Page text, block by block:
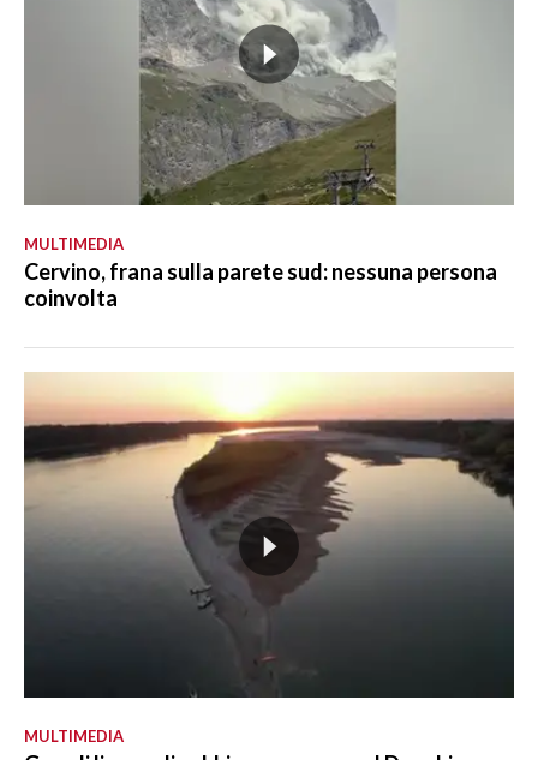
MULTIMEDIA
Cervino, frana sulla parete sud: nessuna persona
coinvolta
MULTIMEDIA